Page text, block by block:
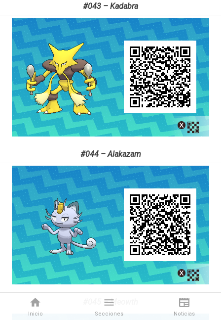
#043 – Kadabra
#044 – Alakazam
#045 – Meowth
Inicio Secciones Noticias